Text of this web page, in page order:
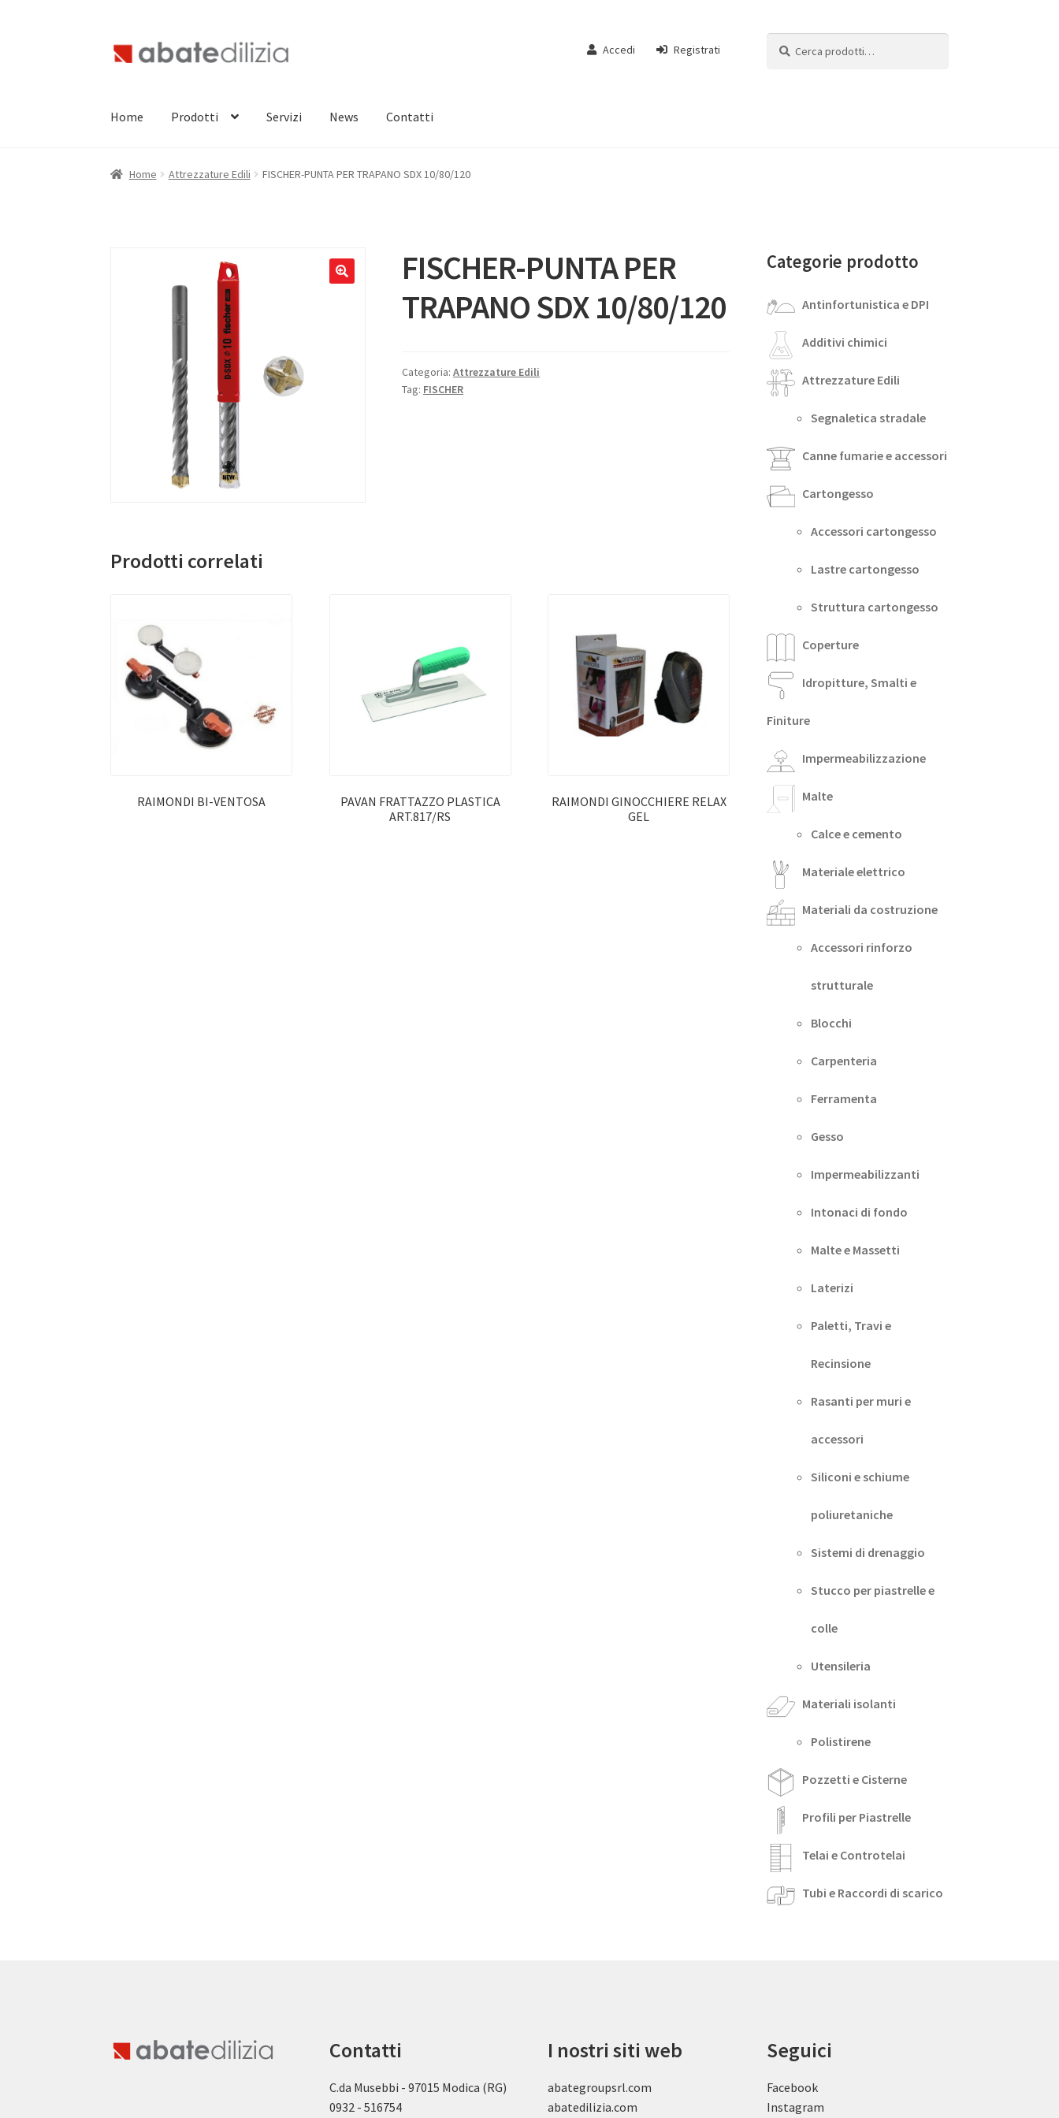
Vai
alla
Vai
al
Accedi Registrati
Home Prodotti Servizi News Contatti
Home Attrezzature Edili FISCHER-PUNTA PER TRAPANO SDX 10/80/120
FISCHER-PUNTA PER
TRAPANO SDX 10/80/120
Categoria:Attrezzature Edili
Tag: FISCHER
Prodotti correlati
RAIMONDI BI-VENTOSA
PAVAN FRATTAZZO PLASTICA
ART.817/RS
RAIMONDI GINOCCHIERE RELAX
GEL
Categorie prodotto
Antinfortunistica e DPI
Additivi chimici
Attrezzature Edili
Segnaletica stradale
Canne fumarie e accessori
Cartongesso
Accessori cartongesso
Lastre cartongesso
Struttura cartongesso
Coperture
Idropitture, Smalti e
Finiture
Impermeabilizzazione
Malte
Calce e cemento
Materiale elettrico
Materiali da costruzione
Accessori rinforzo
strutturale
Blocchi
Carpenteria
Ferramenta
Gesso
Impermeabilizzanti
Intonaci di fondo
Malte e Massetti
Laterizi
Paletti, Travi e
Recinsione
Rasanti per muri e
accessori
Siliconi e schiume
poliuretaniche
Sistemi di drenaggio
Stucco per piastrelle e
colle
Utensileria
Materiali isolanti
Polistirene
Pozzetti e Cisterne
Profili per Piastrelle
Telai e Controtelai
Tubi e Raccordi di scarico
Contatti
C.da Musebbi - 97015 Modica (RG)
0932 - 516754
I nostri siti web
abategroupsrl.com
abatedilizia.com
Seguici
Facebook
Instagram